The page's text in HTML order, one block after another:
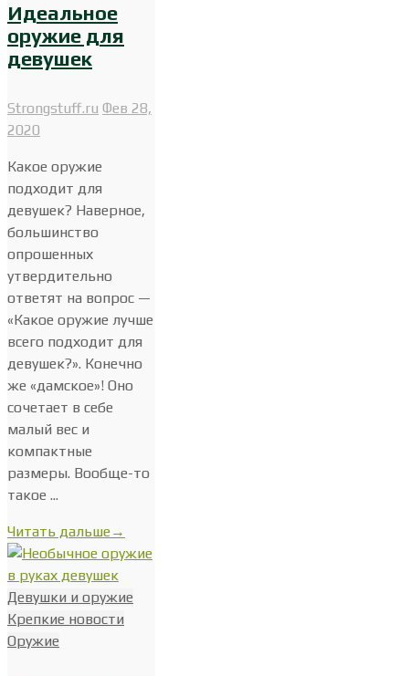
Идеальное
оружие для
девушек
Strongstuff.ru Фев 28,
2020
Какое оружие
подходит для
девушек? Наверное,
большинство
опрошенных
утвердительно
ответят на вопрос —
«Какое оружие лучше
всего подходит для
девушек?». Конечно
же «дамское»! Оно
сочетает в себе
малый вес и
компактные
размеры. Вообще-то
такое ...
Читать дальше→
Девушки и оружие
Крепкие новости
Оружие